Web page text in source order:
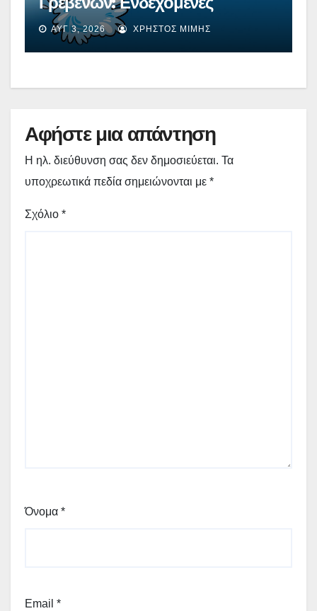
διακοπές νερού σε τρεις
κοινότητες
ΑΥΓ 3, 2026 ΧΡΉΣΤΟΣ ΜΊΜΗΣ
Αφήστε μια απάντηση
Η ηλ. διεύθυνση σας δεν δημοσιεύεται. Τα
υποχρεωτικά πεδία σημειώνονται με *
Σχόλιο *
Όνομα *
Email *